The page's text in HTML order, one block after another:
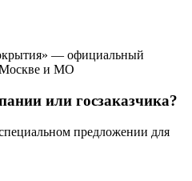
— официальный
Москве и МО
или госзаказчика?
предложении для